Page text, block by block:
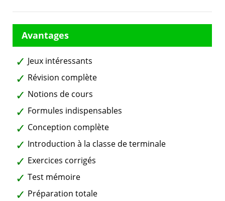
Jeux intéressants
Révision complète
Notions de cours
Formules indispensables
Conception complète
Introduction à la classe de terminale
Exercices corrigés
Test mémoire
Préparation totale